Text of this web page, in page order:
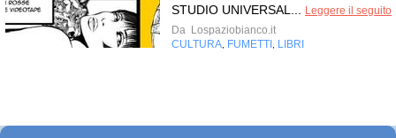
STUDIO UNIVERSAL...
Leggere il seguito
Da Lospaziobianco.it
CULTURA FUMETTI LIBRI